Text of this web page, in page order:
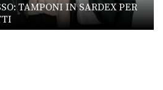
TAMPONI IN SARDEX PER